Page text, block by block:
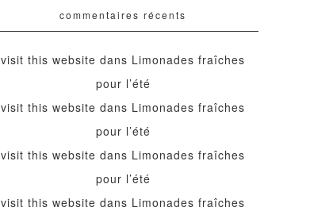
commentaires récents
visit this website dans Limonades fraîches
pour l’été
visit this website dans Limonades fraîches
pour l’été
visit this website dans Limonades fraîches
pour l’été
visit this website dans Limonades fraîches